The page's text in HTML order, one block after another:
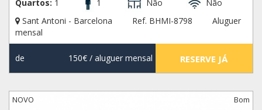
Quartos: 1 1 Não
Não
Sant Antoni - Barcelona
Ref. BHMI-8798
Aluguer
mensal
de 150€/ aluguer mensal RESERVE JÁ
NOVO Bom